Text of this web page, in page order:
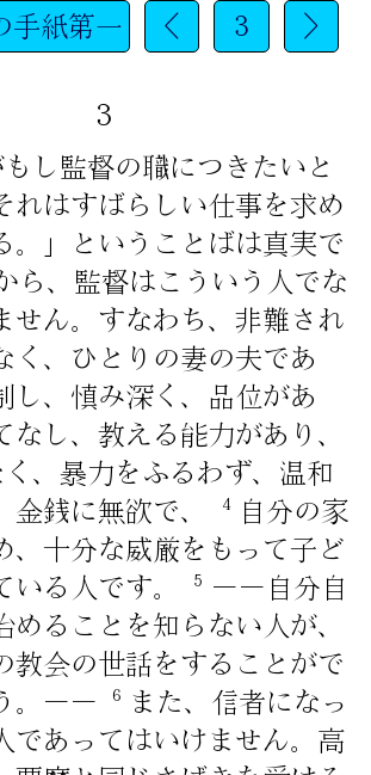
手紙第一 < 3 >
3
もし監督の職につきたいと
れはすばらしい仕事を求め
。」ということばは真実で
ら、監督はこういう人でな
せん。すなわち、非難され
く、ひとりの妻の夫であ
し、慎み深く、品位があ
なし、教える能力があり、
、暴力をふるわず、温和
金銭に無欲で、
4
自分の家
、十分な威厳をもって子ど
いる人です。
5
――自分自
めることを知らない人が、
教会の世話をすることがで
。――
6
また、信者になっ
であってはいけません。高